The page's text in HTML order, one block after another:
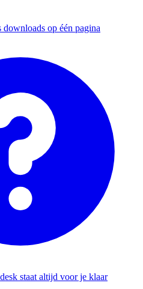
downloads op één pagina
staat altijd voor je klaar